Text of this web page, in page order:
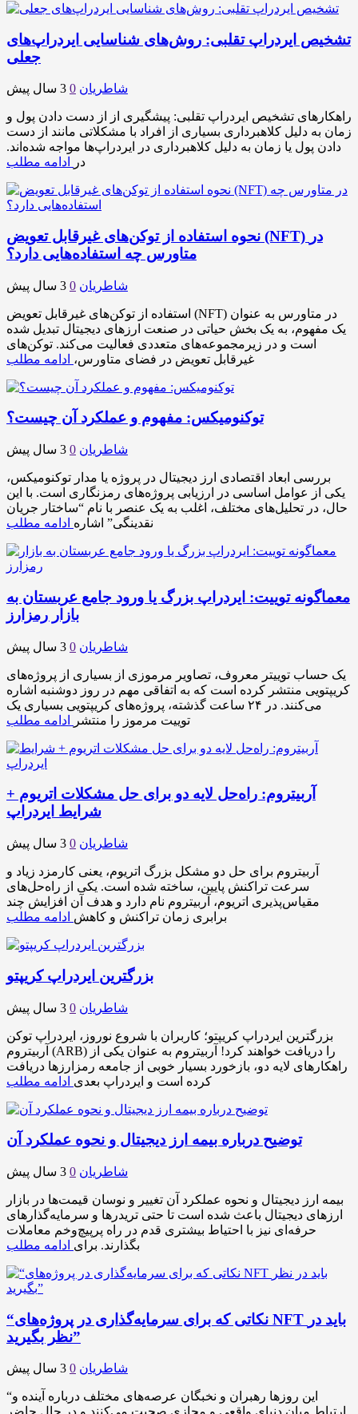
تشخیص ایردراپ تقلبی: روش‌های شناسایی ایردراپ‌های
جعلی
شاطریان 0 3 سال پیش
راهکارهای تشخیص ایردراپ تقلبی: پیشگیری از از دست دادن پول و
زمان به دلیل کلاهبرداری بسیاری از افراد با مشکلاتی مانند از دست
دادن پول یا زمان به دلیل کلاهبرداری در ایردراپ‌ها مواجه شده‌اند.
در
ادامه مطلب
نحوه استفاده از توکن‌های غیرقابل تعویض (NFT) در
متاورس چه استفاده‌هایی دارد؟
شاطریان 0 3 سال پیش
استفاده از توکن‌های غیرقابل تعویض (NFT) در متاورس به عنوان
یک مفهوم، به یک بخش حیاتی در صنعت ارزهای دیجیتال تبدیل شده
است و در زیرمجموعه‌های متعددی فعالیت می‌کند. توکن‌های
غیرقابل تعویض در فضای متاورس، ادامه مطلب
توکنومیکس: مفهوم و عملکرد آن چیست؟
شاطریان 0 3 سال پیش
بررسی ابعاد اقتصادی ارز دیجیتال در پروژه یا مدار توکنومیکس،
یکی از عوامل اساسی در ارزیابی پروژه‌های رمزنگاری است. با این
حال، در تحلیل‌های مختلف، اغلب به یک عنصر با نام “ساختار جریان
نقدینگی” اشاره ادامه مطلب
معماگونه توییت: ایردراپ بزرگ یا ورود جامع عربستان به
بازار رمزارز
شاطریان 0 3 سال پیش
یک حساب توییتر معروف، تصاویر مرموزی از بسیاری از پروژه‌های
کریپتویی منتشر کرده است که به اتفاقی مهم در روز دوشنبه اشاره
می‌کنند. در ۲۴ ساعت گذشته، پروژه‌های کریپتویی بسیاری یک
توییت مرموز را منتشر
ادامه مطلب
آربیتروم: راه‌حل لایه دو برای حل مشکلات اتریوم +
شرایط ایردراپ
شاطریان 0 3 سال پیش
آربیتروم برای حل دو مشکل بزرگ اتریوم، یعنی کارمزد زیاد و
سرعت تراکنش پایین، ساخته شده است. یکی از راه‌حل‌های
مقیاس‌پذیری اتریوم، آربیتروم نام دارد و هدف آن افزایش چند
برابری زمان تراکنش و کاهش ادامه مطلب
بزرگترین ایردراپ کریپتو
شاطریان 0 3 سال پیش
بزرگترین ایردراپ کریپتو؛ کاربران با شروع نوروز، ایردراپ توکن
آربیتروم (ARB) را دریافت خواهند کرد! آربیتروم به عنوان یکی از
راهکارهای لایه دو، بازخورد بسیار خوبی از جامعه رمزارز‌ها دریافت
کرده است و ایردراپ بعدی ادامه مطلب
توضیح درباره بیمه ارز دیجیتال و نحوه عملکرد آن
شاطریان 0 3 سال پیش
بیمه ارز دیجیتال و نحوه عملکرد آن تغییر و نوسان قیمت‌ها در بازار
ارزهای دیجیتال باعث شده است تا حتی تریدر‌ها و سرمایه‌گذارهای
حرفه‌ای نیز با احتیاط بیشتری قدم در راه پرپیچ‌و‌خم معاملات
بگذارند. برای ادامه مطلب
“نکاتی که برای سرمایه‌گذاری در پروژه‌های NFT باید در
نظر بگیرید”
شاطریان 0 3 سال پیش
“این روزها رهبران و نخبگان عرصه‌های مختلف درباره آینده و